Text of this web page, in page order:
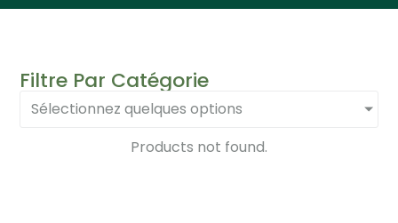
Filtre Par Catégorie
Sélectionnez quelques options
Products not found.